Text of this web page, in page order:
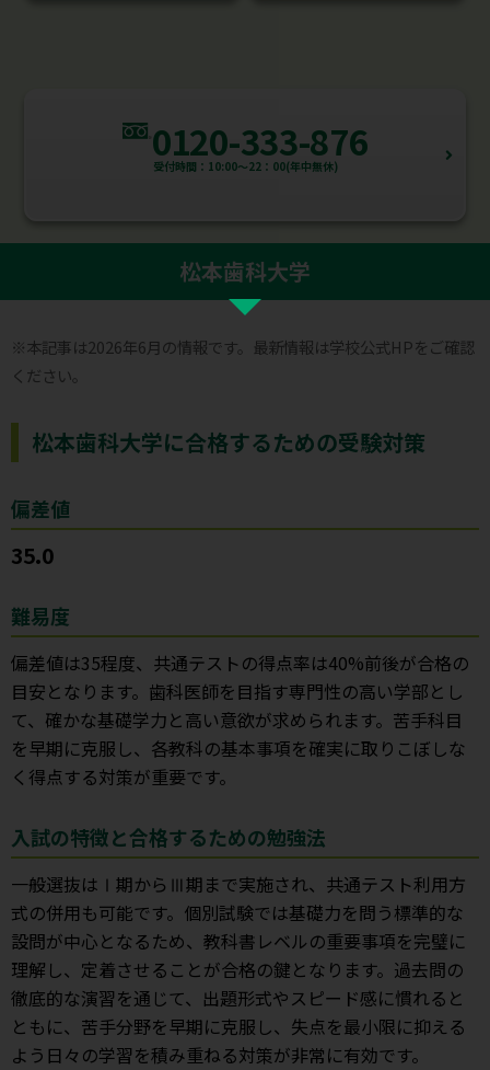
0120-333-876
受付時間：10:00～22：00(年中無休)
松本歯科大学
※本記事は2026年6月の情報です。最新情報は学校公式HPをご確認
ください。
松本歯科大学に合格するための受験対策
偏差値
35.0
難易度
偏差値は35程度、共通テストの得点率は40%前後が合格の
目安となります。歯科医師を目指す専門性の高い学部とし
て、確かな基礎学力と高い意欲が求められます。苦手科目
を早期に克服し、各教科の基本事項を確実に取りこぼしな
く得点する対策が重要です。
入試の特徴と合格するための勉強法
一般選抜はⅠ期からⅢ期まで実施され、共通テスト利用方
式の併用も可能です。個別試験では基礎力を問う標準的な
設問が中心となるため、教科書レベルの重要事項を完璧に
理解し、定着させることが合格の鍵となります。過去問の
徹底的な演習を通じて、出題形式やスピード感に慣れると
ともに、苦手分野を早期に克服し、失点を最小限に抑える
よう日々の学習を積み重ねる対策が非常に有効です。